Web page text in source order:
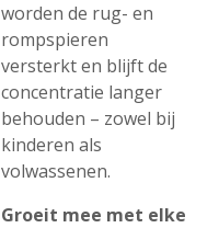
worden de rug- en
rompspieren
versterkt en blijft de
concentratie langer
behouden – zowel bij
kinderen als
volwassenen.
Groeit mee met elke